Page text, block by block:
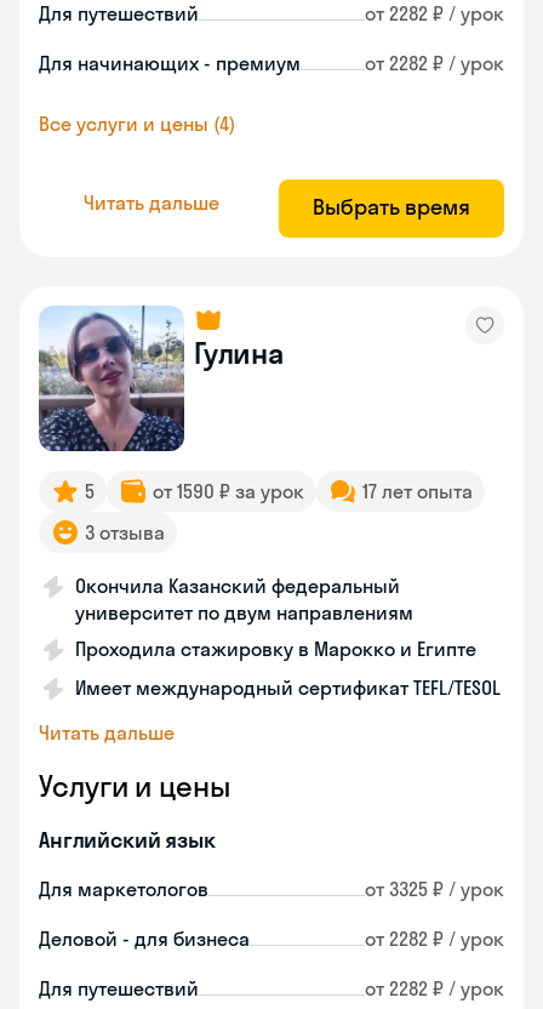
Для путешествий от 2282 ₽ / урок
Для начинающих - премиум от 2282 ₽ / урок
Все услуги и цены (4)
Читать дальше Выбрать время
Гулина
5 от 1590 ₽ за урок
17 лет опыта
3 отзыва
Окончила Казанский федеральный
университет по двум направлениям
Проходила стажировку в Марокко и Египте
Имеет международный сертификат TEFL/TESOL
Читать дальше
Услуги и цены
Английский язык
Для маркетологов от 3325 ₽ / урок
Деловой - для бизнеса от 2282 ₽ / урок
Для путешествий от 2282 ₽ / урок